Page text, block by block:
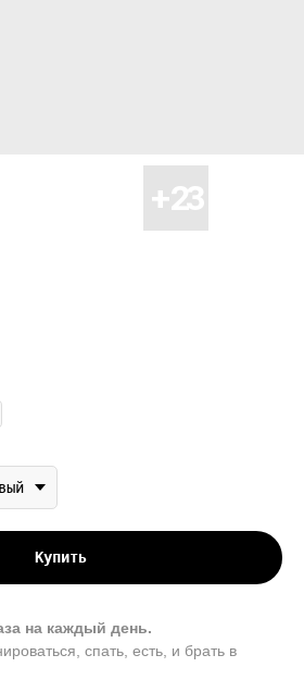
Купить
на каждый день.
спать, есть, и брать в